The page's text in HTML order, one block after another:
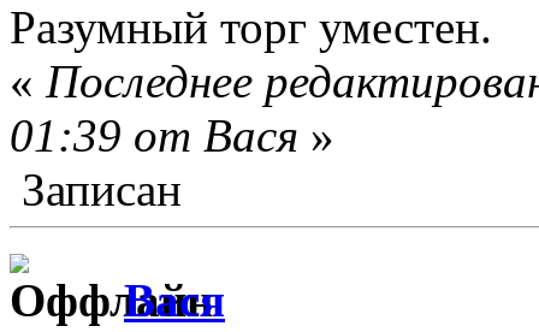
Разумный торг уместен.
« Последнее
01:39 от Вася »
Записан
Вася